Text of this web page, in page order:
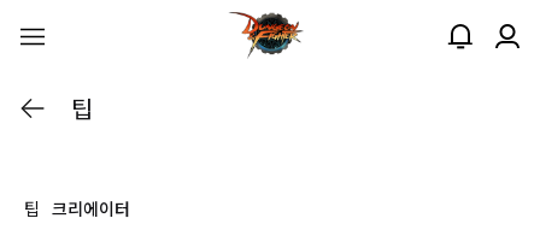
팁
팁 크리에이터